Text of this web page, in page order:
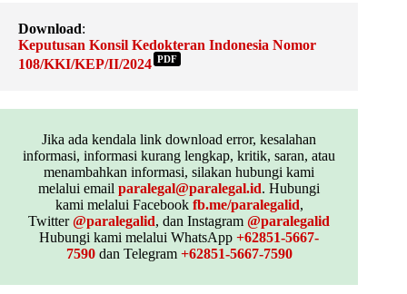
Download:
Keputusan Konsil Kedokteran Indonesia Nomor
108/KKI/KEP/II/2024 PDF
Jika ada kendala link download error, kesalahan
informasi, informasi kurang lengkap, kritik, saran, atau
menambahkan informasi, silakan hubungi kami
melalui emailparalegal@paralegal.id. Hubungi
kami melalui Facebook fb.me/paralegalid,
Twitter@paralegalid, dan Instagram@paralegalid
Hubungi kami melalui WhatsApp+62851-5667-
7590dan Telegram +62851-5667-7590